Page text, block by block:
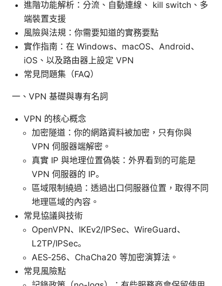
進階功能解析：分流、自動連線、 kill switch、多
端裝置支援
風險與法規：你需要知道的實務要點
實作指南：在 Windows、macOS、Android、
iOS、以及路由器上設定 VPN
常見問題集（FAQ）
一、VPN 基礎與專有名詞
VPN 的核心概念
加密隧道：你的網路資料被加密，只有你與
VPN 伺服器端解密。
真實 IP 與地理位置偽裝：外界看到的可能是
VPN 伺服器的 IP。
區域限制繞過：透過出口伺服器位置，取得不同
地理區域的內容。
常見協議與技術
OpenVPN、IKEv2/IPSec、WireGuard、
L2TP/IPSec。
AES‑256、ChaCha20 等加密演算法。
常見風險點